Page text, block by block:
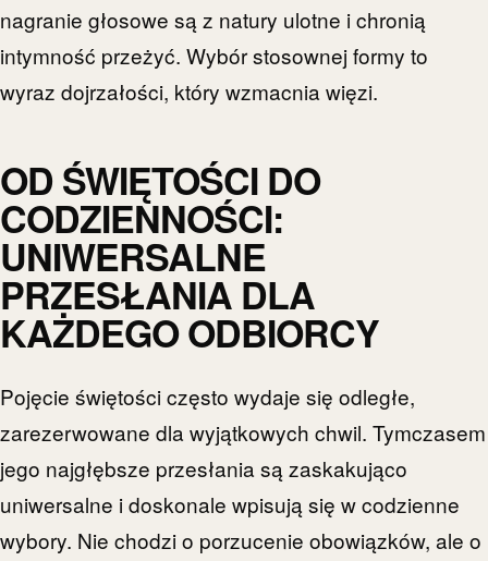
nagranie głosowe są z natury ulotne i chronią
intymność przeżyć. Wybór stosownej formy to
wyraz dojrzałości, który wzmacnia więzi.
OD ŚWIĘTOŚCI DO
CODZIENNOŚCI:
UNIWERSALNE
PRZESŁANIA DLA
KAŻDEGO ODBIORCY
Pojęcie świętości często wydaje się odległe,
zarezerwowane dla wyjątkowych chwil. Tymczasem
jego najgłębsze przesłania są zaskakująco
uniwersalne i doskonale wpisują się w codzienne
wybory. Nie chodzi o porzucenie obowiązków, ale o